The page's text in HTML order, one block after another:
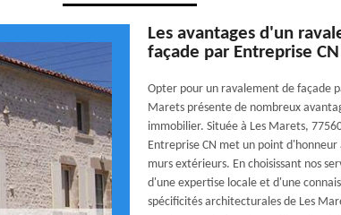
Les avantages d'un
façade par Entreprise
Opter pour un ravalement de façade
Marets présente de nombreux
immobilier. Située à Les Marets,
Entreprise CN met un point d'honneur
murs extérieurs. En choisissant nos
d'une expertise locale et d'une
spécificités architecturales de Les